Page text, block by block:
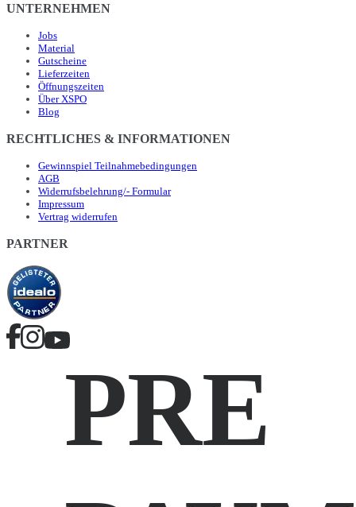
UNTERNEHMEN
Jobs
Material
Gutscheine
Lieferzeiten
Öffnungszeiten
Über XSPO
Blog
RECHTLICHES & INFORMATIONEN
Gewinnspiel Teilnahmebedingungen
AGB
Widerrufsbelehrung/- Formular
Impressum
Vertrag widerrufen
PARTNER